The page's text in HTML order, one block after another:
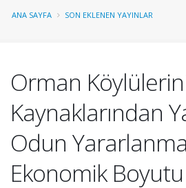
ANA SAYFA SON EKLENEN YAYINLAR
Orman
Kaynaklarından
Odun
Ekonomik